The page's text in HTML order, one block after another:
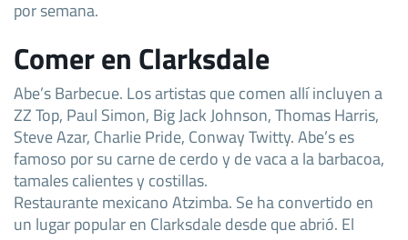
por semana.
Comer en Clarksdale
Abe’s Barbecue. Los artistas que comen allí incluyen a
ZZ Top, Paul Simon, Big Jack Johnson, Thomas Harris,
Steve Azar, Charlie Pride, Conway Twitty. Abe’s es
famoso por su carne de cerdo y de vaca a la barbacoa,
tamales calientes y costillas.
Restaurante mexicano Atzimba. Se ha convertido en
un lugar popular en Clarksdale desde que abrió. El